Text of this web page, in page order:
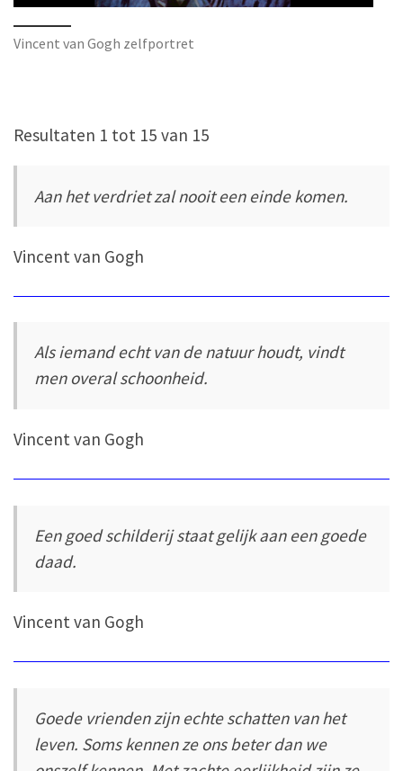
Vincent van Gogh zelfportret
Resultaten 1 tot 15 van 15
Aan het verdriet zal nooit een einde komen.
Vincent van Gogh
Als iemand echt van de natuur houdt, vindt
men overal schoonheid.
Vincent van Gogh
Een goed schilderij staat gelijk aan een goede
daad.
Vincent van Gogh
Goede vrienden zijn echte schatten van het
leven. Soms kennen ze ons beter dan we